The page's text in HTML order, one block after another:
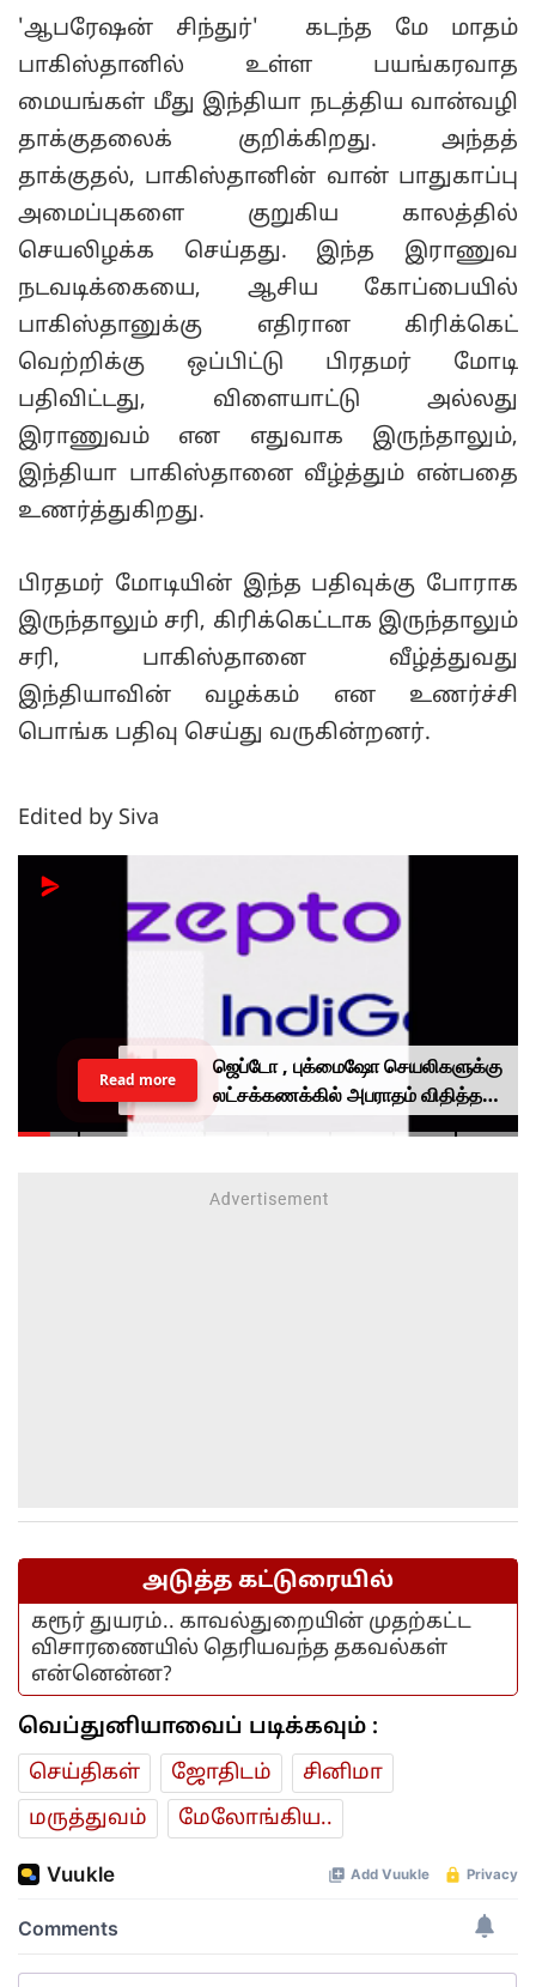
'ஆபரேஷன் சிந்துர்' கடந்த மே மாதம்
பாகிஸ்தானில் உள்ள பயங்கரவாத
மையங்கள் மீது இந்தியா நடத்திய வான்வழி
தாக்குதலைக் குறிக்கிறது. அந்தத்
தாக்குதல், பாகிஸ்தானின் வான் பாதுகாப்பு
அமைப்புகளை குறுகிய காலத்தில்
செயலிழக்க செய்தது. இந்த இராணுவ
நடவடிக்கையை, ஆசிய கோப்பையில்
பாகிஸ்தானுக்கு எதிரான கிரிக்கெட்
வெற்றிக்கு ஒப்பிட்டு பிரதமர் மோடி
பதிவிட்டது, விளையாட்டு அல்லது
இராணுவம் என எதுவாக இருந்தாலும்,
இந்தியா பாகிஸ்தானை வீழ்த்தும் என்பதை
உணர்த்துகிறது.
பிரதமர் மோடியின் இந்த பதிவுக்கு போராக
இருந்தாலும் சரி, கிரிக்கெட்டாக இருந்தாலும்
சரி, பாகிஸ்தானை வீழ்த்துவது
இந்தியாவின் வழக்கம் என உணர்ச்சி
பொங்க பதிவு செய்து வருகின்றனர்.
Edited by Siva
ஜெப்டோ , புக்மைஷோ செயலிகளுக்கு
லட்சக்கணக்கில் அபராதம் விதித்த
மத்திய அரசு.. என்ன காரணம்?
Read more
அடுத்த கட்டுரையில்
கரூர் துயரம்.. காவல்துறையின் முதற்கட்ட
விசாரணையில் தெரியவந்த தகவல்கள்
என்னென்ன?
வெப்துனியாவைப் படிக்கவும் :
செய்திகள் ஜோ‌திட‌ம்
சினிமா
மரு‌த்துவ‌ம்
மேலோங்கிய..